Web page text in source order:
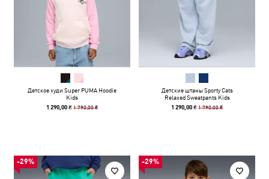
Детское худи Super PUMA Hoodie
Kids
1 290,00 ₴1 790,00 ₴
Детские штаны Sporty Cats
Relaxed Sweatpants Kids
1 290,00 ₴1 790,00 ₴
-29% -29%